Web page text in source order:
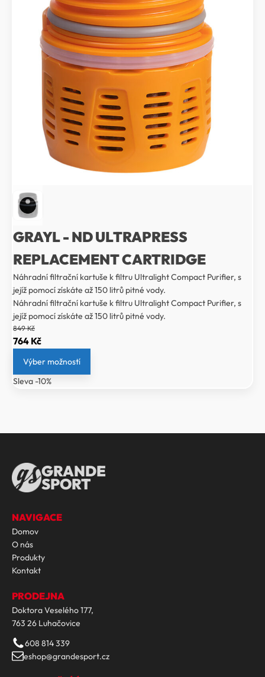
GRAYL - ND ULTRAPRESS
REPLACEMENT CARTRIDGE
Náhradní filtrační kartuše k filtru Ultralight Compact Purifier, s
jejíž pomocí získáte až 150 litrů pitné vody.
Náhradní filtrační kartuše k filtru Ultralight Compact Purifier, s
jejíž pomocí získáte až 150 litrů pitné vody.
849Kč
Původní
cena
byla:
849 Kč.
764 KčAktuální
cena
764 Kč.
Výber možností
Sleva -10%
GRANDE
SPORT
NAVIGACE
Domov
O nás
Produkty
Kontakt
PRODEJNA
Doktora Veselého 177,
763 26 Luhačovice
608 814 339
eshop@grandesport.cz